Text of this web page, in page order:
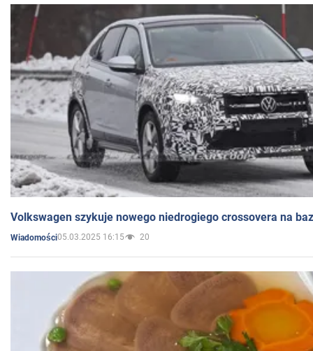
Volkswagen szykuje nowego niedrogiego crossovera na
Wiadomości05.03.2025 16:15 20